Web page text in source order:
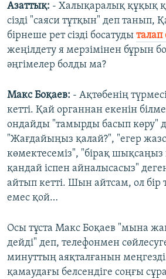
Азаттық: - Халықаралық құқық
сізді "саяси тұтқын" деп танып,
бірнеше рет сізді босатуды талап
жеңілдету я мерзімінен бұрын
әңгімелер болды ма?
Макс Боқаев: - Ақтөбенің
кетті. Қай органнан екенін
ондайды "тамырды басып көру"
"Жағдайыңыз қалай?", "егер
көмектесеміз", "бірақ шықсаңыз
қандай іспен айналысасыз"
айтып кетті. Шын айтсам, ол бір
емес қой…
Осы тұста Макс Боқаев "мына
дейді" деп, телефонмен
минуттың аяқталғанын
қамаудағы белсендіге соңғы